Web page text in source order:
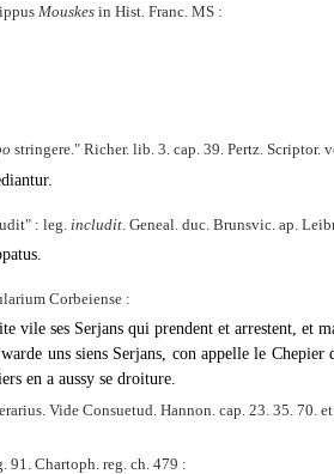
Mouskesin Hist. Franc. MS :
stringere. Richer. lib. 3. cap. 39. Pertz. Scriptor.
: leg. includit. Geneal. duc. Brunsvic. ap.
Corbeiense :
vile ses Serjans qui prendent et arrestent, et
uns siens Serjans, con appelle le
en a aussy se droiture.
Vide Consuetud. Hannon. cap. 23. 35. 70.
91. Chartoph. reg. ch. 479 :